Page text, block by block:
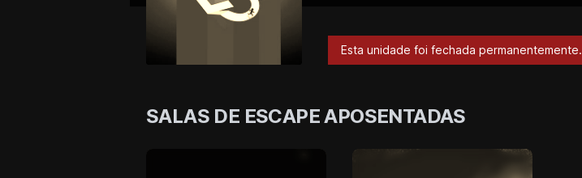
Esta unidade foi fechada permanentemente.
SALAS DE ESCAPE APOSENTADAS